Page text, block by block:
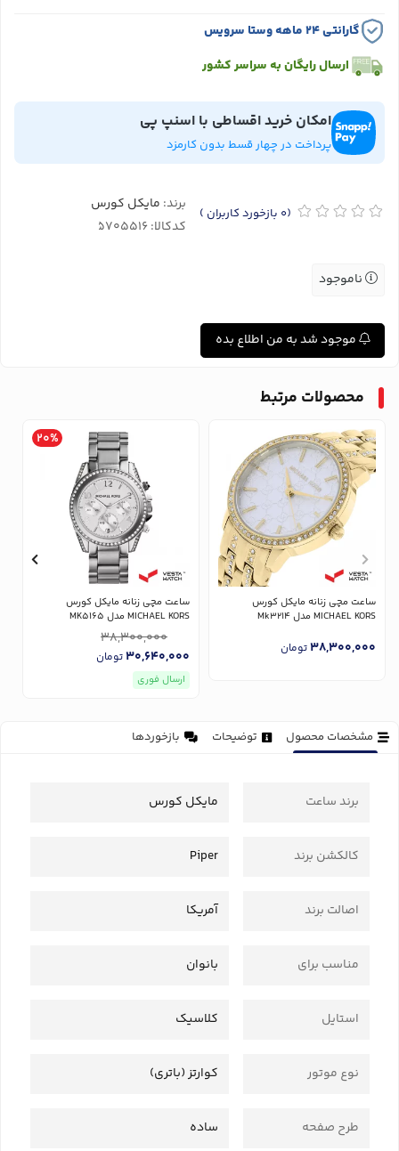
گارانتی ۲۴ ماهه وستا سرویس
ارسال رایگان به سراسر کشور
امکان خرید اقساطی با اسنپ پی
پرداخت در چهار قسط بدون کارمزد
(0 بازخورد کاربران ) برند: مایکل کورس
کدکالا:
ناموجود
موجود شد به من اطلاع بده
محصولات مرتبط
ساعت مچی زنانه مایکل کورس
MICHAEL KORS مدل Mk3214
38,300,000تومان
ساعت مچی زنانه مایکل کورس
MICHAEL KORS مدل MK5165
20%
38,300,000
30,640,000تومان
ارسال فوری
مشخصات محصول توضیحات بازخوردها
برند ساعت مایکل کورس
کالکشن برند Piper
اصالت برند آمریکا
مناسب برای بانوان
استایل کلاسیک
نوع موتور کوارتز (باتری)
طرح صفحه ساده